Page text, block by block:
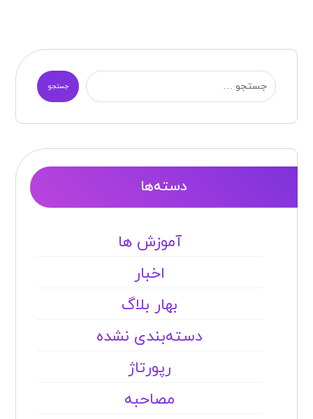
جستجو
دسته‌ها
آموزش ها
اخبار
بهار بلاگ
دسته‌بندی نشده
رپورتاژ
مصاحبه